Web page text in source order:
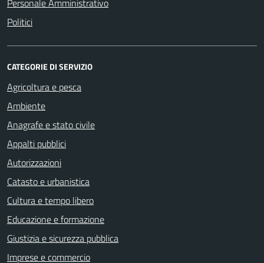
Personale Amministrativo
Politici
CATEGORIE DI SERVIZIO
Agricoltura e pesca
Ambiente
Anagrafe e stato civile
Appalti pubblici
Autorizzazioni
Catasto e urbanistica
Cultura e tempo libero
Educazione e formazione
Giustizia e sicurezza pubblica
Imprese e commercio